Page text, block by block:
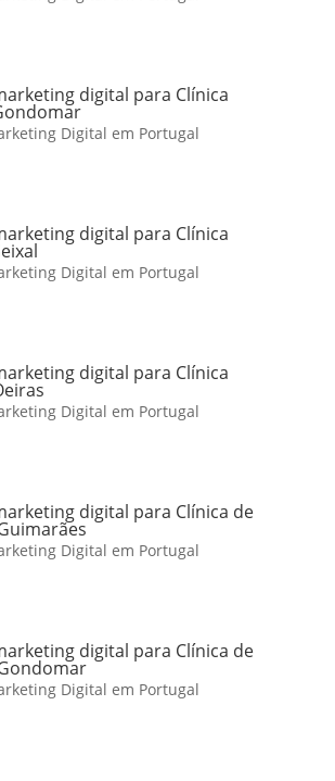
digital para Clínica
Digital em Portugal
digital para Clínica
Digital em Portugal
digital para Clínica
Digital em Portugal
digital para Clínica de
Digital em Portugal
digital para Clínica de
Digital em Portugal